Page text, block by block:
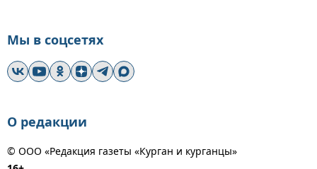
Мы в соцсетях
О редакции
© ООО «Редакция газеты «Курган и курганцы»